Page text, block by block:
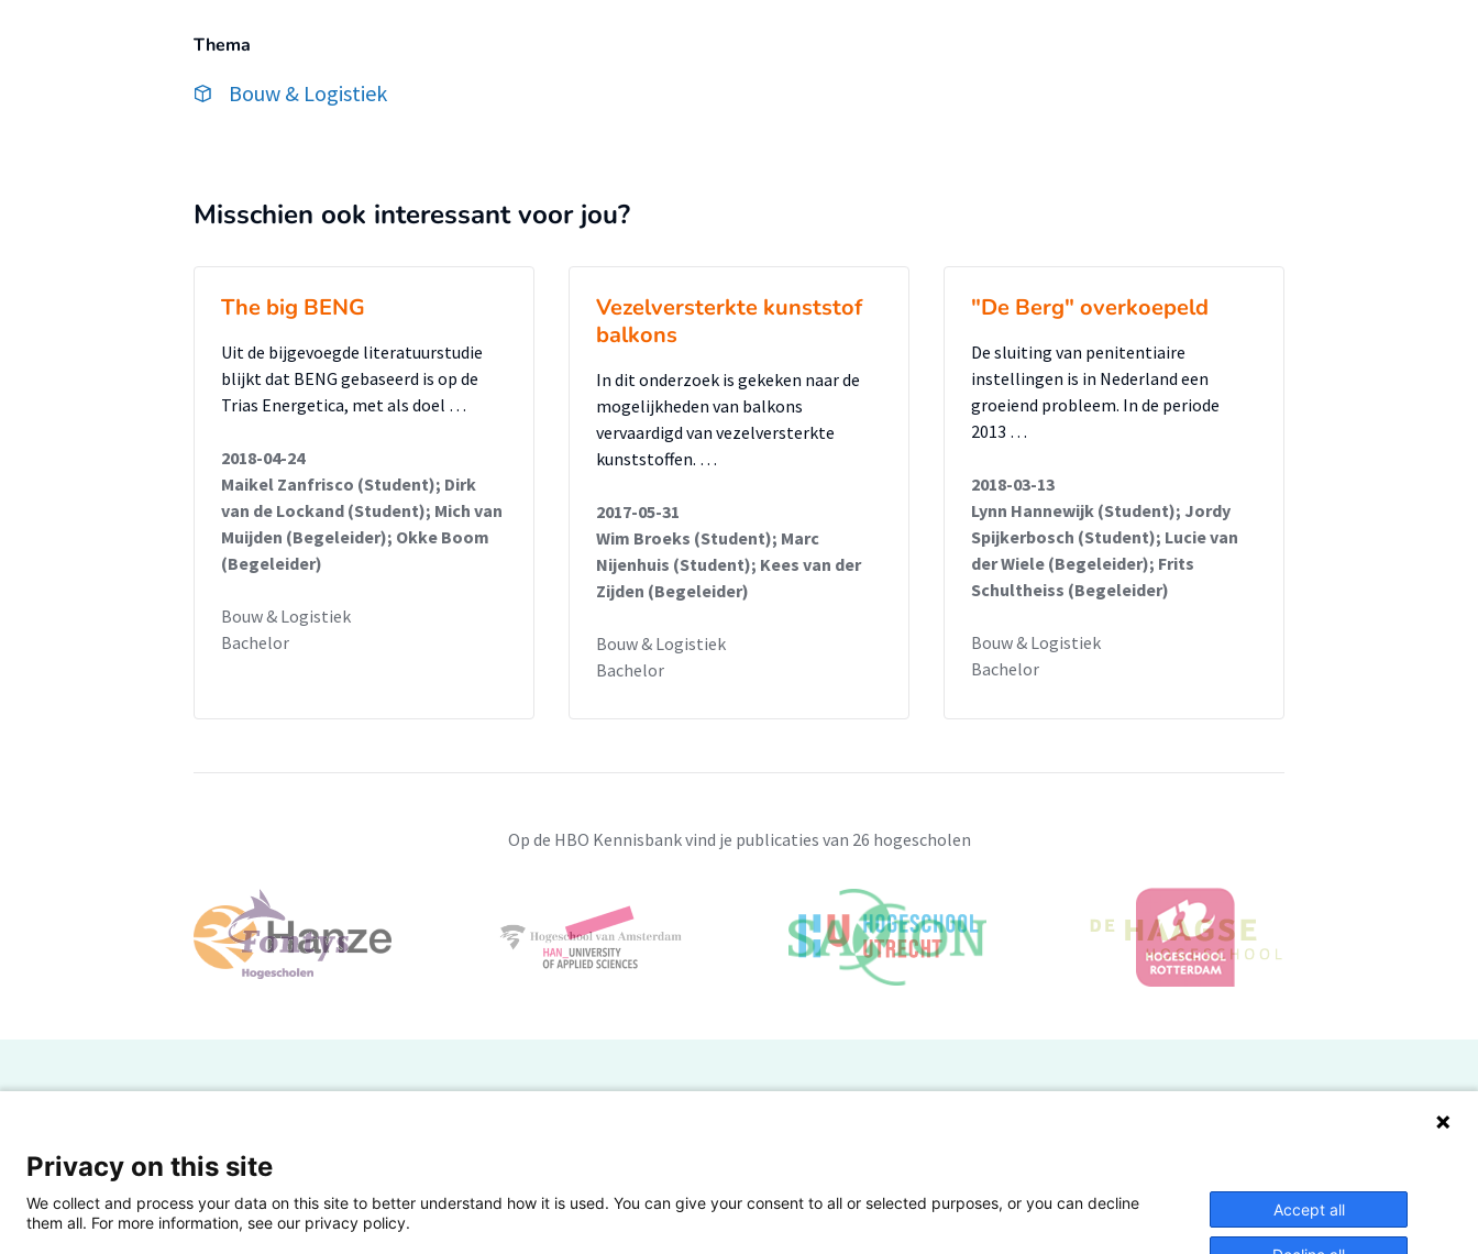
Thema
Bouw & Logistiek
Misschien ook interessant voor jou?
The big BENG
Uit de bijgevoegde literatuurstudie
blijkt dat BENG gebaseerd is op de
Trias Energetica, met als doel …
2018-04-24
Maikel Zanfrisco (Student); Dirk
van de Lockand (Student); Mich van
Muijden (Begeleider); Okke Boom
(Begeleider)
Bouw & Logistiek
Bachelor
Vezelversterkte kunststof
balkons
In dit onderzoek is gekeken naar de
mogelijkheden van balkons
vervaardigd van vezelversterkte
kunststoffen. …
2017-05-31
Wim Broeks (Student); Marc
Nijenhuis (Student); Kees van der
Zijden (Begeleider)
Bouw & Logistiek
Bachelor
"De Berg" overkoepeld
De sluiting van penitentiaire
instellingen is in Nederland een
groeiend probleem. In de periode
2013 …
2018-03-13
Lynn Hannewijk (Student); Jordy
Spijkerbosch (Student); Lucie van
der Wiele (Begeleider); Frits
Schultheiss (Begeleider)
Bouw & Logistiek
Bachelor
Op de HBO Kennisbank vind je publicaties van 26 hogescholen
Powered by SURF
Eigen onderzoek publiceren
Veelgestelde vragen
Lectoren en onderzoekers
Privacy on this site
We collect and process your data on this site to better understand how it is used. You can give your consent to all or selected purposes, or you can decline
them all. For more information, see our privacy policy.
Accept all